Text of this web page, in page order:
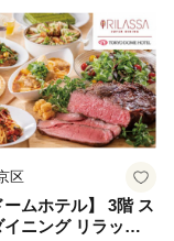
区
ームホテル】 3階 ス
イニング リラッサ